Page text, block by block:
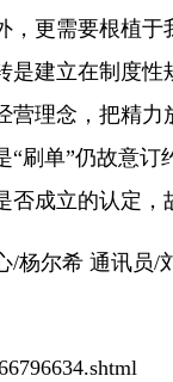
，更需要根植于
是建立在制度性
营理念，把精力
“刷单”仍故意
否成立的认定，
尔希 通讯员/